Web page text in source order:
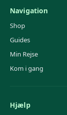
Navigation
Shop
Guides
Min Rejse
Kom i gang
Hjælp